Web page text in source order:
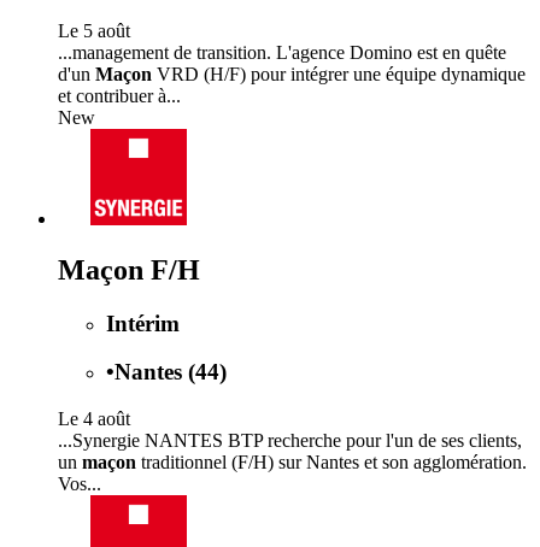
Le 5 août
...management de transition. L'agence Domino est en quête
d'un Maçon VRD (H/F) pour intégrer une équipe dynamique
et contribuer à...
New
Maçon F/H
Intérim
•Nantes (44)
Le 4 août
...Synergie NANTES BTP recherche pour l'un de ses clients,
un maçon traditionnel (F/H) sur Nantes et son agglomération.
Vos...